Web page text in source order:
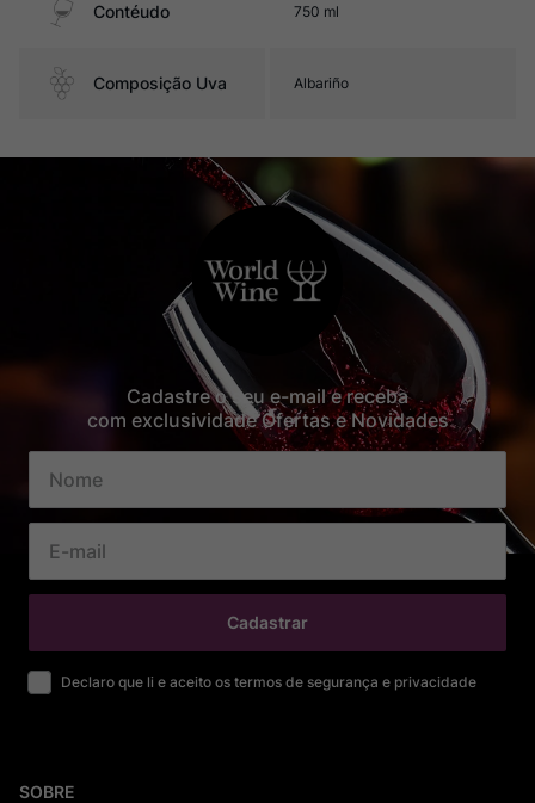
Contéudo 750 ml
Composição Uva Albariño
Cadastre o seu e-mail e receba
com exclusividade Ofertas e Novidades
Cadastrar
Declaro que li e aceito os termos de segurança e privacidade
SOBRE